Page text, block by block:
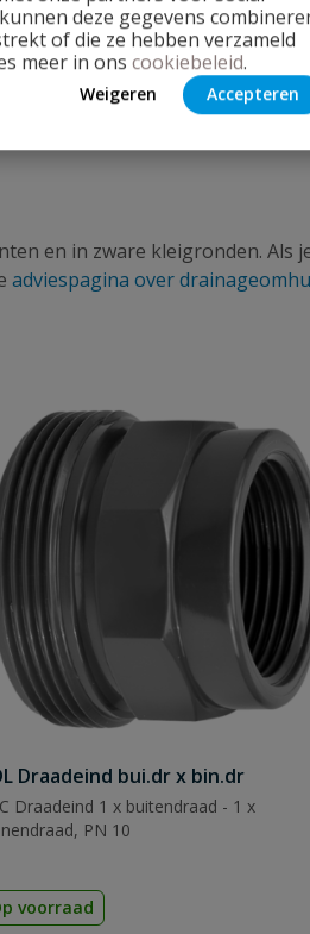
deze gegevens
of die ze hebben verzameld
meer in ons cookiebeleid.
Weigeren Accepteren
fungeert als een filter
polypropeen. Kokosdrainageis
alternatief met een
en in zware kleigronden. Als
adviespagina over
Draadeind bui.dr x bin.dr
Draadeind 1 x buitendraad - 1 x
PN 10
voorraad